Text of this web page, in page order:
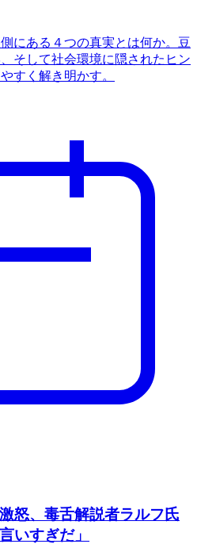
にある４つの真実とは何か。豆
そして社会環境に隠されたヒン
すく解き明かす。
怒、毒舌解説者ラルフ氏
いすぎだ」